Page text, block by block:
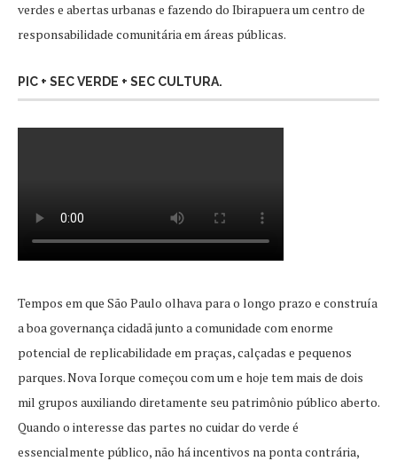
verdes e abertas urbanas e fazendo do Ibirapuera um centro de
responsabilidade comunitária em áreas públicas.
PIC + SEC VERDE + SEC CULTURA.
Tempos em que São Paulo olhava para o longo prazo e construía
a boa governança cidadã junto a comunidade com enorme
potencial de replicabilidade em praças, calçadas e pequenos
parques. Nova Iorque começou com um e hoje tem mais de dois
mil grupos auxiliando diretamente seu patrimônio público aberto.
Quando o interesse das partes no cuidar do verde é
essencialmente público, não há incentivos na ponta contrária,